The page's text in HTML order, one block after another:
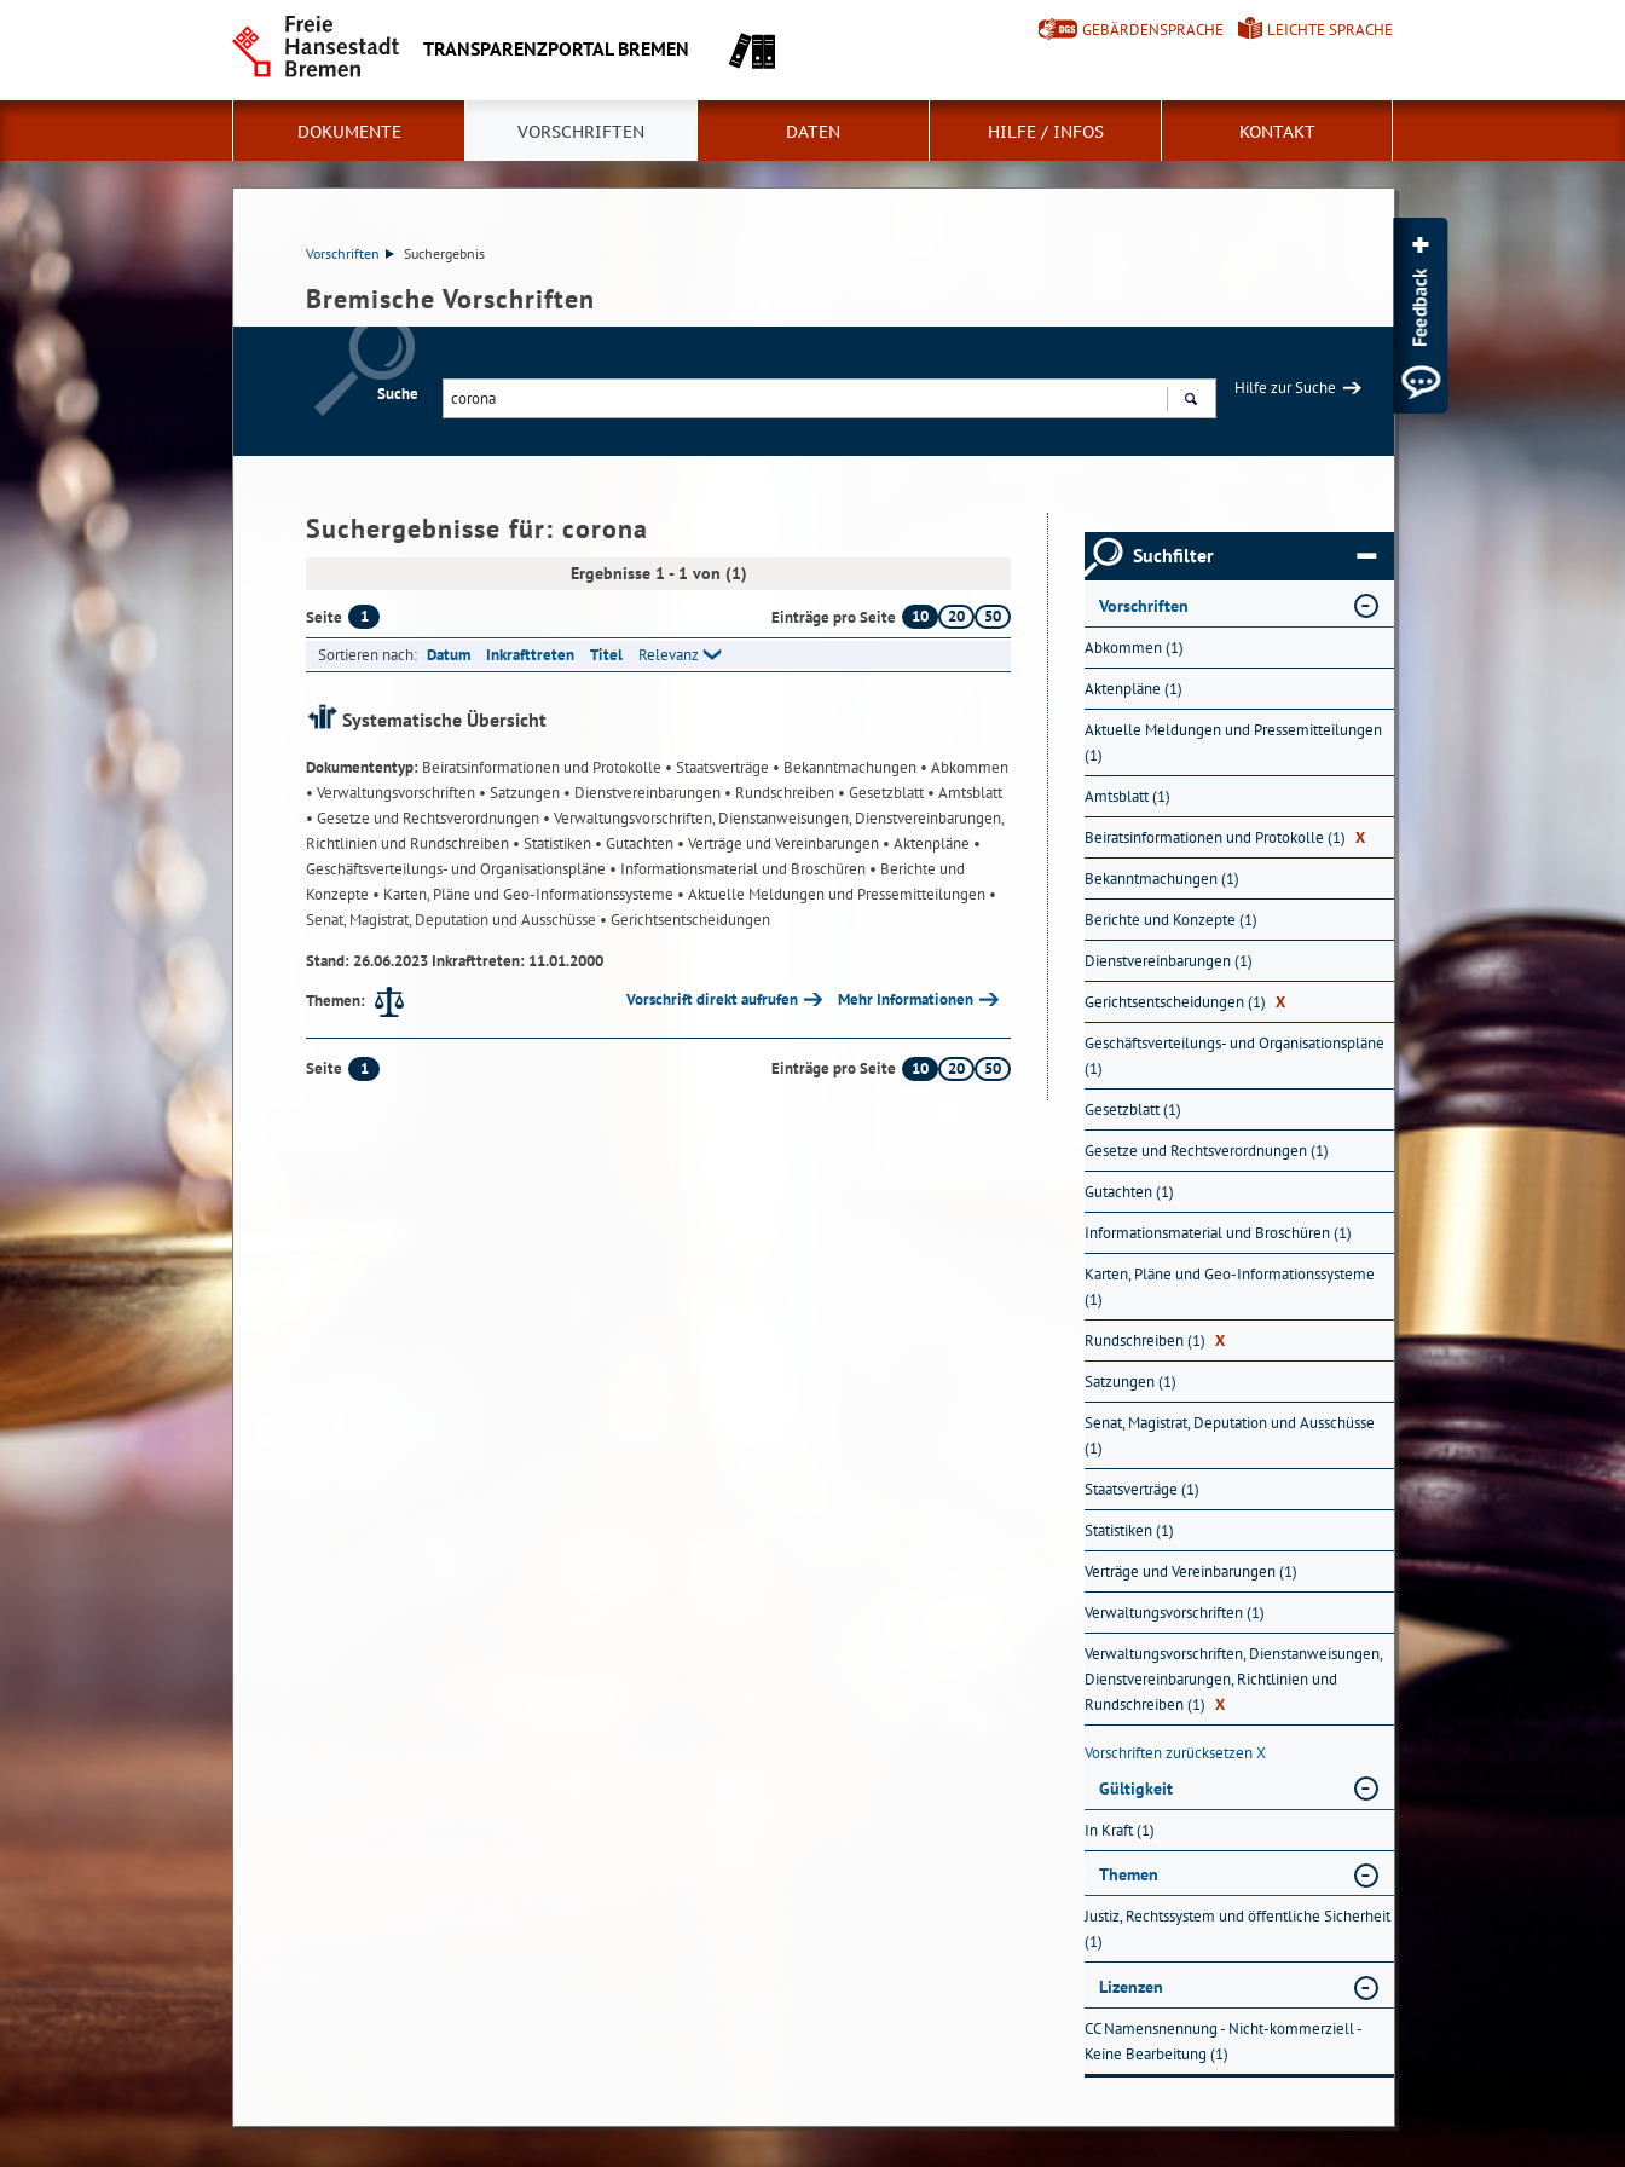
TRANSPARENZPORTAL BREMEN
GEBÄRDENSPRACHE LEICHTE SPRACHE
DOKUMENTE VORSCHRIFTEN DATEN HILFE / INFOS KONTAKT
Vorschriften Suchergebnis
Bremische Vorschriften
Suche
Hilfe zur Suche
Suchergebnisse für: corona
Ergebnisse 1 - 1 von (1)
Seite 1 Einträge pro Seite 10 20
50
Sortieren nach: Datum Inkrafttreten Titel Relevanz
Systematische Übersicht
Dokumententyp: Beiratsinformationen und Protokolle • Staatsverträge • Bekanntmachungen • Abkommen
• Verwaltungsvorschriften • Satzungen • Dienstvereinbarungen • Rundschreiben • Gesetzblatt• Amtsblatt
• Gesetze und Rechtsverordnungen • Verwaltungsvorschriften, Dienstanweisungen, Dienstvereinbarungen,
Richtlinien und Rundschreiben • Statistiken • Gutachten • Verträge und Vereinbarungen • Aktenpläne •
Geschäftsverteilungs- und Organisationspläne • Informationsmaterial und Broschüren • Berichte und
Konzepte • Karten, Pläne und Geo-Informationssysteme • Aktuelle Meldungen und Pressemitteilungen •
Senat, Magistrat, Deputation und Ausschüsse • Gerichtsentscheidungen
Stand: 26.06.2023 Inkrafttreten: 11.01.2000
Themen:
Vorschrift direkt aufrufen Mehr Informationen
Seite 1 Einträge pro Seite 10 20 50
Suchfilter
Vorschriften
Abkommen (1)
Aktenpläne (1)
Aktuelle Meldungen und Pressemitteilungen
(1)
Amtsblatt (1)
Beiratsinformationen und Protokolle (1) X
Bekanntmachungen (1)
Berichte und Konzepte (1)
Dienstvereinbarungen (1)
Gerichtsentscheidungen (1) X
Geschäftsverteilungs- und Organisationspläne
(1)
Gesetzblatt (1)
Gesetze und Rechtsverordnungen (1)
Gutachten (1)
Informationsmaterial und Broschüren (1)
Karten, Pläne und Geo-Informationssysteme
(1)
Rundschreiben (1) X
Satzungen (1)
Senat, Magistrat, Deputation und Ausschüsse
(1)
Staatsverträge (1)
Statistiken (1)
Verträge und Vereinbarungen (1)
Verwaltungsvorschriften (1)
Verwaltungsvorschriften, Dienstanweisungen,
Dienstvereinbarungen, Richtlinien und
Rundschreiben (1) X
Vorschriften zurücksetzenX
Gültigkeit
In Kraft (1)
Themen
Justiz, Rechtssystem und öffentliche Sicherheit
(1)
Lizenzen
CC Namensnennung - Nicht-kommerziell -
Keine Bearbeitung (1)